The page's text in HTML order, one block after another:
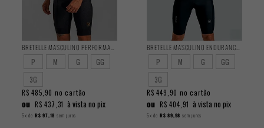
BRETELLE MASCULINO PERFORMANCE 2025
P M G
GG
3G
R$ 485,90 no cartão
ou R$ 437,31 à vista no pix
5x de R$ 97,18 sem juros
BRETELLE MASCULINO ENDURANCE 2025
P M G
GG
3G
R$ 449,90 no cartão
ou R$ 404,91 à vista no pix
5x de R$ 89,98 sem juros